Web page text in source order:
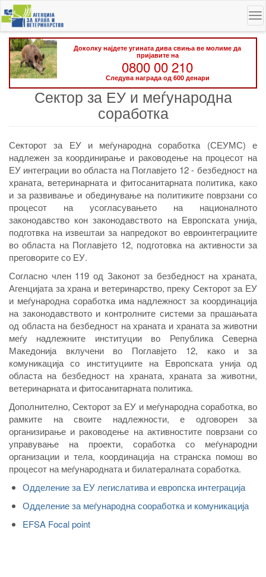
Skip
to
main
content
Доколку најдете угината дива свиња ве молиме да
пријавите на
0800 00 210
Следува награда од 600 денари
Сектор за ЕУ и меѓународна
соработка
Секторот за ЕУ и меѓународна соработка (СЕУМС) е
надлежен за координирање и раководење на процесот на
ЕУ интеграции во областа на Поглавјето 12 - безбедност на
храната, ветеринарната и фитосанитарната политика, како
и за развивање и обединување на политиките поврзани со
процесот на усогласувањето на националното
законодавство кон законодавството на Европската унија,
подготвка на извештаи за напредокот во евроинтеграциите
во областа на Поглавјето 12, подготовка на активности за
преговорите со ЕУ.
Согласно член 119 од Законот за безбедност на храната,
Агенцијата за храна и ветеринарство, преку Секторот за ЕУ
и меѓународна соработка има надлежност за координација
на законодавството и контролните системи за прашањата
од областа на безбедност на храната и храната за животни
меѓу надлежните институции во Република Северна
Македонија вклучени во Поглавјето 12, како и за
комуникација со институциите на Европската унија од
областа на безбедност на храната, храната за животни,
ветеринарната и фитосанитарната политика.
Дополнително, Секторот за ЕУ и меѓународна соработка, во
рамките на своите надлежности, е одговорен за
организирање и раководење на активностите поврзани со
управување на проекти, соработка со меѓународни
организации и тела, координација на странска помош во
процесот на меѓународната и билатералната соработка.
Одделение за ЕУ легислатива и европска интеграција
Одделение за меѓународна сооработка и комуникација
EFSA Focal point